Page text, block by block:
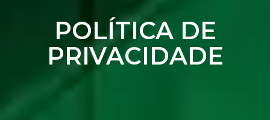
POLÍTICA DE
PRIVACIDADE